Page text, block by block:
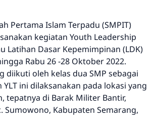
Pertama Islam Terpadu (SMPIT)
kegiatan Youth Leadership
Latihan Dasar Kepemimpinan (LDK)
Rabu 26 -28 Oktober 2022.
diikuti oleh kelas dua SMP sebagai
YLT ini dilaksanakan pada lokasi yang
tepatnya di Barak Militer Bantir,
Sumowono, Kabupaten Semarang,